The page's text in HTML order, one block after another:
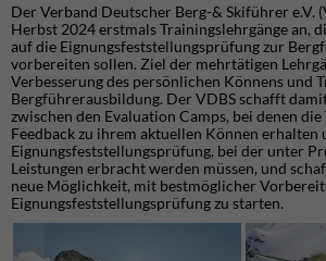
Der Verband Deutscher Berg-& Skiführer e.V.
Herbst 2024 erstmals Trainingslehrgänge an,
auf die Eignungsfeststellungsprüfung zur
vorbereiten sollen. Ziel der mehrtätigen
Verbesserung des persönlichen Könnens und
Bergführerausbildung. Der VDBS schafft
zwischen den Evaluation Camps, bei denen
Feedback zu ihrem aktuellen Können erhalten
Eignungsfeststellungsprüfung, bei der unter
Leistungen erbracht werden müssen, und
neue Möglichkeit, mit bestmöglicher
Eignungsfeststellungsprüfung zu starten.